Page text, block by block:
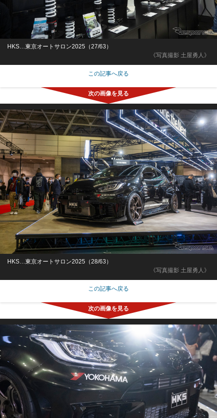
《写真撮影 土屋勇人》
HKS…東京オートサロン2025（27/63）
この記事へ戻る
《写真撮影 土屋勇人》
HKS…東京オートサロン2025（28/63）
この記事へ戻る